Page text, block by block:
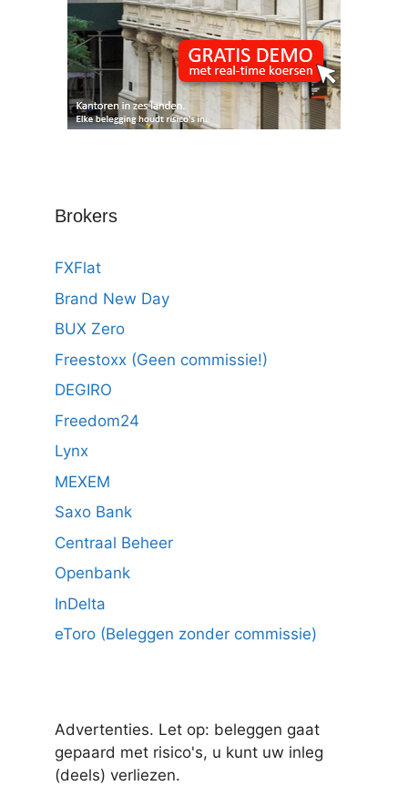
Brokers
FXFlat
Brand New Day
BUX Zero
Freestoxx (Geen commissie!)
DEGIRO
Freedom24
Lynx
MEXEM
Saxo Bank
Centraal Beheer
Openbank
InDelta
eToro (Beleggen zonder commissie)
Advertenties. Let op: beleggen gaat
gepaard met risico's, u kunt uw inleg
(deels) verliezen.